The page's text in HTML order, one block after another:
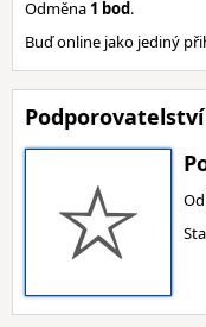
Odměna 1 bod.
Buď online jako jediný
Podporovatelství